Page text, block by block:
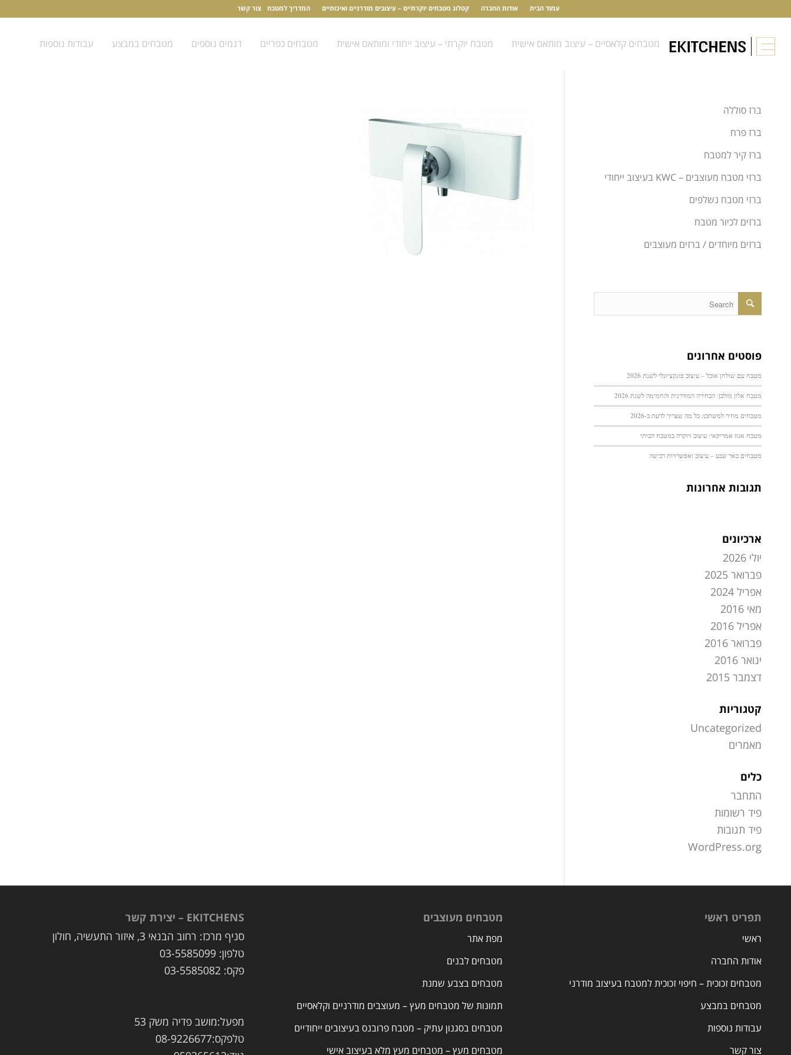
עמוד הבית אודות החברה קטלוג מטבחים יוקרתיים – עיצובים מודרניים ואיכותיים המדריך למטבח צור קשר
מטבחים מודרניים מטבחים קלאסיים – עיצוב מותאם אישית מטבח יוקרתי – עיצוב ייחודי ומותאם אישית מטבחים כפריים דגמים נוספים מטבחים במבצע עבודות נוספות
ברז סוללה
ברז פרח
ברז קיר למטבח
ברזי מטבח מעוצבים – KWC בעיצוב ייחודי
ברזי מטבח נשלפים
ברזים לכיור מטבח
ברזים מיוחדים / ברזים מעוצבים
פוסטים אחרונים
מטבח עם שולחן אוכל – עיצוב פונקציונלי לשנת 2026
מטבח אלון מולבן: הבחירה המודרנית והחמימה לשנת 2026
מטבחים מחיר למשתכן: כל מה שצריך לדעת ב-2026
מטבח אגוז אמריקאי: עיצוב ויוקרה במטבח הביתי
מטבחים באר שבע – עיצוב ואפשרויות רכישה
תגובות אחרונות
ארכיונים
יולי 2026
פברואר 2025
אפריל 2024
מאי 2016
אפריל 2016
פברואר 2016
ינואר 2016
דצמבר 2015
קטגוריות
Uncategorized
מאמרים
כלים
התחבר
פיד רשומות
פיד תגובות
WordPress.org
EKITCHENS – יצירת קשר
סניף מרכז: רחוב הבנאי 3, איזור התעשיה, חולון
טלפון: 03-5585099
פקס: 03-5585082
מפעל:מושב פדיה משק 53
טלפקס:08-9226677
מטבחים מעוצבים
מפת אתר
מטבחים לבנים
מטבחים בצבע שמנת
תמונות של מטבחים מעץ – מעוצבים מודרניים וקלאסיים
מטבחים בסגנון עתיק – מטבח פרובנס בעיצובים ייחודיים
מטבחים מעץ – מטבחים מעץ מלא בעיצוב אישי
תפריט ראשי
ראשי
אודות החברה
מטבחים זכוכית – חיפוי זכוכית למטבח בעיצוב מודרני
מטבחים במבצע
עבודות נוספות
צור קשר